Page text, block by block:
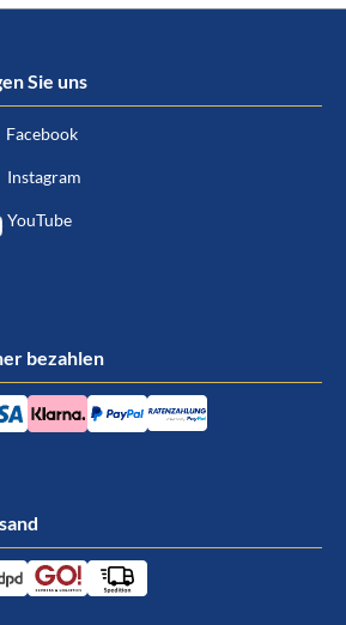
Sie uns
Facebook
Instagram
YouTube
bezahlen